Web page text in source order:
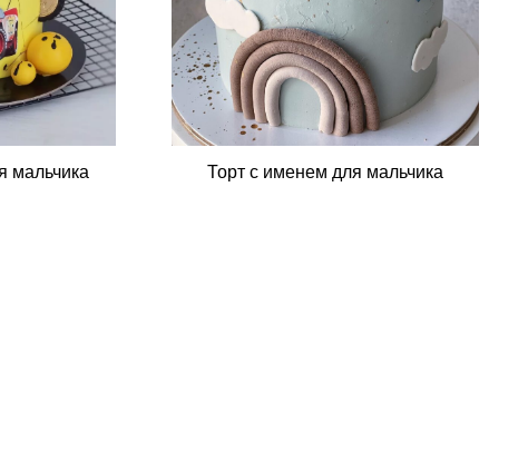
мальчика Торт с именем для мальчика